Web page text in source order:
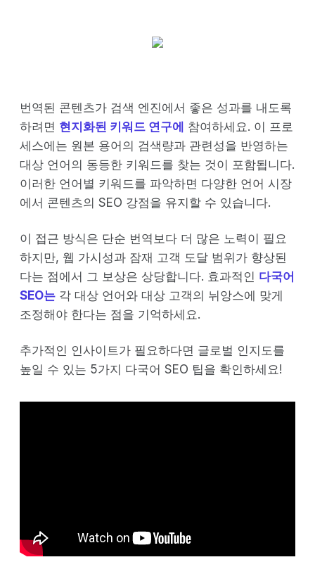
번역된 콘텐츠가 검색 엔진에서 좋은 성과를 내도록
하려면 현지화된 키워드 연구에 참여하세요. 이 프로
세스에는 원본 용어의 검색량과 관련성을 반영하는
대상 언어의 동등한 키워드를 찾는 것이 포함됩니다.
이러한 언어별 키워드를 파악하면 다양한 언어 시장
에서 콘텐츠의 SEO 강점을 유지할 수 있습니다.
이 접근 방식은 단순 번역보다 더 많은 노력이 필요
하지만, 웹 가시성과 잠재 고객 도달 범위가 향상된
다는 점에서 그 보상은 상당합니다. 효과적인 다국어
SEO는 각 대상 언어와 대상 고객의 뉘앙스에 맞게
조정해야 한다는 점을 기억하세요.
추가적인 인사이트가 필요하다면 글로벌 인지도를
높일 수 있는 5가지 다국어 SEO 팁을 확인하세요!